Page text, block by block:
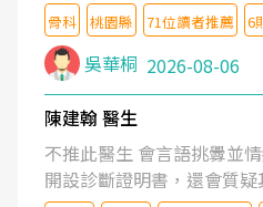
骨科 桃園縣 71位讀者推薦 6
吳華桐 2026-08-06
陳建翰 醫生
不推此醫生 會言語挑釁並
開設診斷證明書，還會質疑